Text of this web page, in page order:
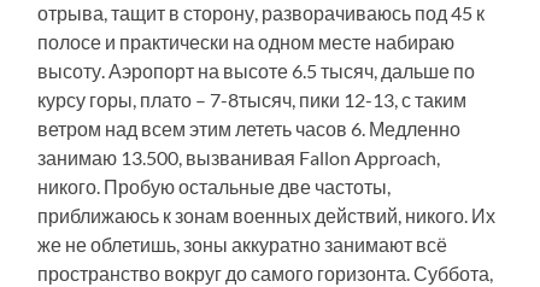
отрыва, тащит в сторону, разворачиваюсь под 45 к
полосе и практически на одном месте набираю
высоту. Аэропорт на высоте 6.5 тысяч, дальше по
курсу горы, плато – 7-8тысяч, пики 12-13, с таким
ветром над всем этим лететь часов 6. Медленно
занимаю 13.500, вызванивая Fallon Approach,
никого. Пробую остальные две частоты,
приближаюсь к зонам военных действий, никого. Их
же не облетишь, зоны аккуратно занимают всё
пространство вокруг до самого горизонта. Суббота,